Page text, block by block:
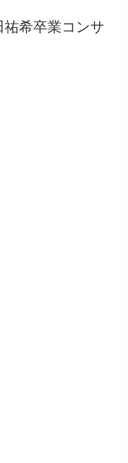
希卒業コンサ